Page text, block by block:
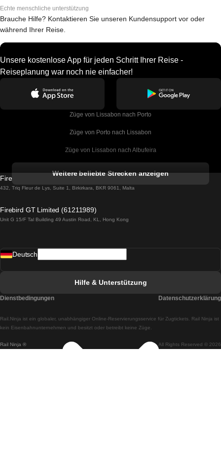
Echte menschliche unterstützung
Brauche Hilfe? Kontaktieren Sie unseren Kundensupport vor oder
während Ihrer Reise.
Unsere kostenlose App für jeden Schritt Ihrer Reise -
Reiseplanung war noch nie einfacher!
Züge von Lissabon nach Porto
Züge von Porto nach Lissabon
Züge von Lissabon nach Albufeira
Züge von Lissabon nach Lagos
Züge von Lissabon nach Madrid
Züge von Lissabon nach Braga
Züge von Braga nach Lissabon
Weitere beliebte Strecken anzeigen
Firebird GT Limited (OC 1451)
432, Triq Fleur de Lys, Suite 1, Birkirkara, BKR 9061, Malta
Firebird GT Limited (61211989)
Unit G 15/F Tal Building 49 Austin Road, KL, Hong Kong
Rail Ninja ® All Rights Reserved © 2026
Rail.Ninja ist ein globaler, unabhängiger Online-Reservierungsservice für Zugtickets. Rail Ninja ist
kein Eisenbahnunternehmen und besitzt oder betreibt keine Züge.
Deutsch
Hilfe & Unterstützung
Dienstbedingungen Datenschutzerklärung